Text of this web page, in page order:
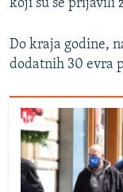
koji su se prijavili
Do kraja godine,
dodatnih 30 evra